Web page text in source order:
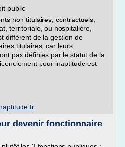
public
non titulaires, contractuels,
territoriale, ou hospitalière,
différent de la gestion de
titulaires, car leurs
pas définies par le statut de la
pour inaptitude est
devenir fonctionnaire